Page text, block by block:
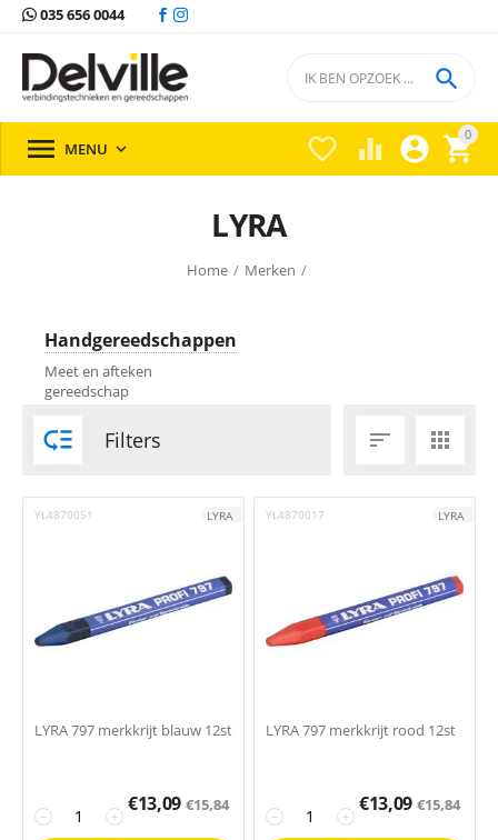
035 656 0044
0


 

 MENU 
LYRA
Home / Merken /
Handgereedschappen
Meet en afteken
gereedschap
 Filters  
YL4870051 LYRA
LYRA 797 merkkrijt blauw 12st
+
−
€13,09 €15,84
YL4870017 LYRA
LYRA 797 merkkrijt rood 12st
+
−
€13,09 €15,84